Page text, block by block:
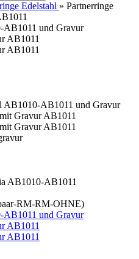
Edelstahl » Partnerringe
AB1010-AB1011
RM-RM-OHNE)